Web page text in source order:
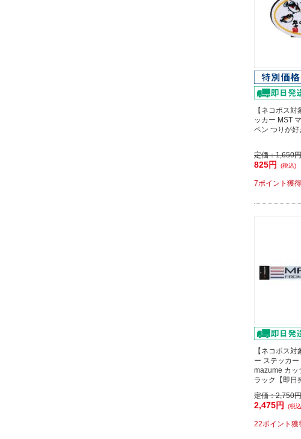
【ネコポス
ッカー MST
ペン つりが好
定価：1,650円
825円 (税込)
7ポイント獲得
【ネコポス
ー ステッカ
mazume カッ
ラック【即日
定価：2,750円
2,475円 (税
22ポイント獲